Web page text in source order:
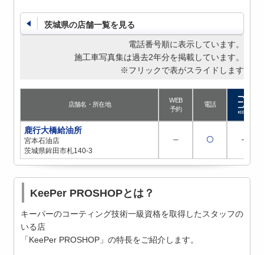
茨城県の店舗一覧を見る
電話番号順に表示しています。
施工車写真集は過去2年分を掲載しています。
※フリックで表がスライドします
店舗名・所在地
WEB
予約
電話
鹿行大橋給油所
宮本石油店
茨城県鉾田市札140-3
─ 〇 ─
KeePer PROSHOPとは？
キーパーのコーティング技術一級資格を取得したスタッフの
いる店
「KeePer PROSHOP」の特長をご紹介します。